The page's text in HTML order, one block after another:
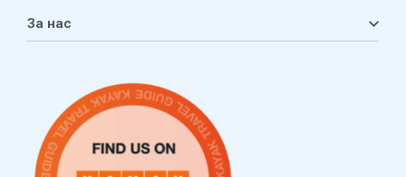
Листа на желби
За нас
Услови за плаќање и испорака
Наши партнери